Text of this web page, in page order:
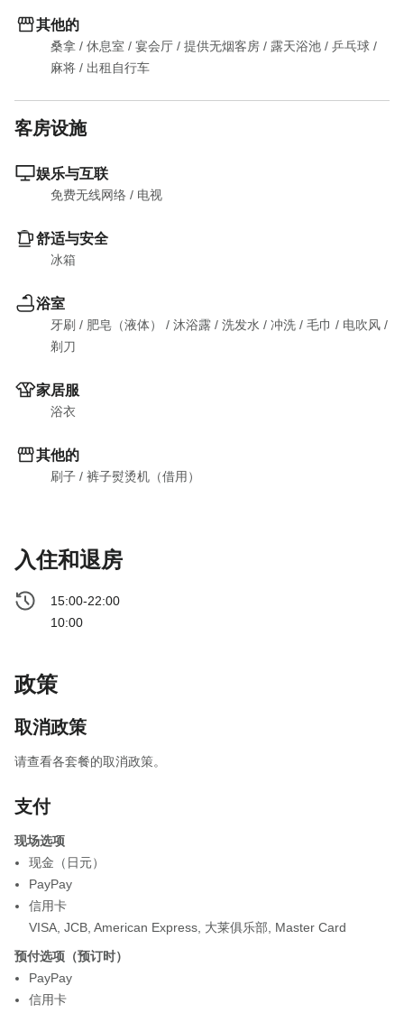
其他的
桑拿 / 休息室 / 宴会厅 / 提供无烟客房 / 露天浴池 / 乒乓球
麻将 / 出租自行车
客房设施
娱乐与互联
免费无线网络 / 电视
舒适与安全
冰箱
浴室
牙刷 / 肥皂（液体） / 沐浴露 / 洗发水 / 冲洗 / 毛巾 / 电吹风
剃刀
家居服
浴衣
其他的
刷子 / 裤子熨烫机（借用）
入住和退房
15:00-22:00
10:00
政策
取消政策
请查看各套餐的取消政策。
支付
现场选项
现金（日元）
PayPay
信用卡
VISA JCB American Express 大莱俱乐部
Master Card
预付选项（预订时）
PayPay
信用卡